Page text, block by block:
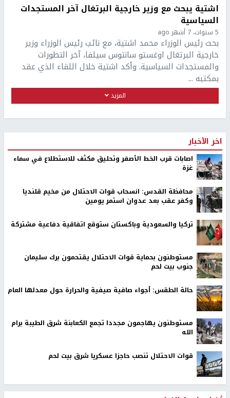
اشتية يبحث مع وزير خارجية البرتغال آخر المستجدات
السياسية
5 سنوات، 7 أشهر ago
بحث رئيس الوزراء محمد اشتية، مع نائب رئيس الوزراء وزير
خارجية البرتغال اوغستو سانتوس سيلفا، آخر التطورات
والمستجدات السياسية. وأكد اشتية خلال اللقاء الذي عقد
بمكتبه ...
المزيد
اخر الأخبار
اصابات قرب الخط الأصفر وتحليق مكثف للاستطلاع في سماء
غزة
محافظة القدس: انسحاب قوات الاحتلال من مخيم قلنديا
وكفر عقب بعد عدوان استمر يومين
تركيا والسعودية وباكستان ستوقع اتفاقية دفاعية مشتركة
مستوطنون بحماية قوات الاحتلال يقتحمون برك سليمان
جنوب بيت لحم
حالة الطقس: أجواء صافية صيفية والحرارة حول معدلها العام
مستوطنون يهاجمون مجددا تجمع الكعابنة شرق الطيبة برام
الله
قوات الاحتلال تنصب حاجزا عسكريا شرق بيت لحم